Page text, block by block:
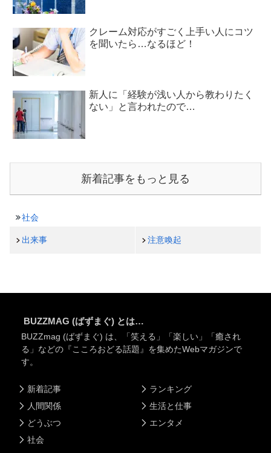
クレーム対応がすごく上手い人にコツ
を聞いたら…なるほど！
新人に「経験が浅い人から教わりたく
ない」と言われたので…
新着記事をもっと見る
社会
出来事 注意喚起
BUZZMAG (ばずまぐ) とは…
BUZZmag (ばずまぐ) は、「笑える」「楽しい」「癒され
る」などの『こころおどる話題』を集めたWebマガジンで
す。
新着記事
人間関係
どうぶつ
社会
ランキング
生活と仕事
エンタメ